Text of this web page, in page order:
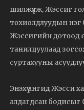
шилжүүлж, Жэссиг
тохиолдлуудын нэг
Жэссигийн дотоод
танилцуулаад
суртахууны
Энэхүү ангид Жэсси
алдагдсан бодисыг